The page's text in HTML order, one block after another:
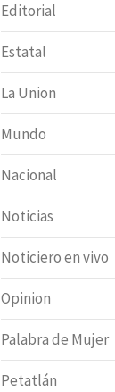
Editorial
Estatal
La Union
Mundo
Nacional
Noticias
Noticiero en vivo
Opinion
Palabra de Mujer
Petatlán